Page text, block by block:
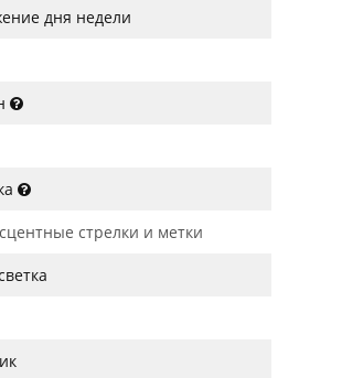
дня недели
стрелки и метки